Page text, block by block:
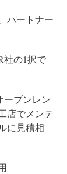
パートナー
社の1択で
ーブンレン
店でメンテ
に見積相